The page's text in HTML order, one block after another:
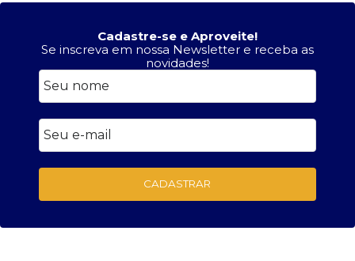
Cadastre-se e Aproveite!
Se inscreva em nossa Newsletter e receba as
novidades!
CADASTRAR